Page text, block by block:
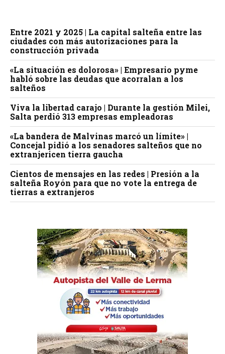
Entre 2021 y 2025 | La capital salteña entre las
ciudades con más autorizaciones para la
construcción privada
«La situación es dolorosa» | Empresario pyme
habló sobre las deudas que acorralan a los
salteños
Viva la libertad carajo | Durante la gestión Milei,
Salta perdió 313 empresas empleadoras
«La bandera de Malvinas marcó un límite» |
Concejal pidió a los senadores salteños que no
extranjericen tierra gaucha
Cientos de mensajes en las redes | Presión a la
salteña Royón para que no vote la entrega de
tierras a extranjeros